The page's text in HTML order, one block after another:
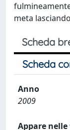
meta
Scheda
Scheda
Anno
2009
Appare